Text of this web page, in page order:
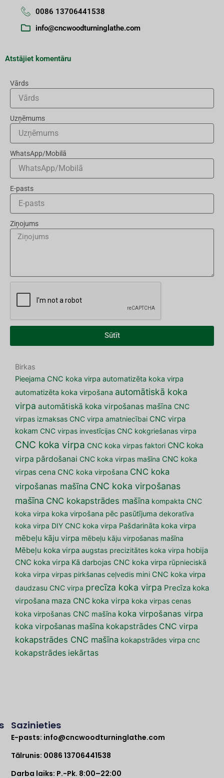
0086 13706441538
info@cncwoodturninglathe.com
Atstājiet komentāru
Vārds
Uzņēmums
WhatsApp/Mobilā
E-pasts
Ziņojums
Sūtīt
Birkas
Pieejama CNC koka virpa automatizēta koka virpa
automatizēta koka virpošana automātiskā koka
virpa automātiskā koka virpošanas mašīna CNC
virpas izmaksas CNC virpa amatniecībai CNC virpa
kokam CNC virpas investīcijas CNC kokgriešanas virpa
CNC koka virpa CNC koka virpas faktori CNC koka
virpa pārdošanai CNC koka virpas mašīna CNC koka
virpas cena CNC koka virpošana CNC koka
virpošanas mašīna CNC koka virpošanas
mašīna CNC kokapstrādes mašīna kompakta CNC
koka virpa koka virpošana pēc pasūtījuma dekoratīva
koka virpa DIY CNC koka virpa Pašdarināta koka virpa
mēbeļu kāju virpa mēbeļu kāju virpošanas mašīna
Mēbeļu koka virpa augstas precizitātes koka virpa hobija
CNC koka virpa Kā darbojas CNC koka virpa rūpnieciskā
koka virpa virpas pirkšanas ceļvedis mini CNC koka virpa
daudzasu CNC virpa precīza koka virpa Precīza koka
virpošana maza CNC koka virpa koka virpas cenas
koka virpošanas CNC mašīna koka virpošanas virpa
koka virpošanas mašīna kokapstrādes CNC virpa
kokapstrādes CNC mašīna kokapstrādes virpa cnc
kokapstrādes iekārtas
Sazinieties
E-pasts: info@cncwoodturninglathe.com
Tālrunis: 0086 13706441538
Darba laiks: P.-Pk. 8:00–22:00